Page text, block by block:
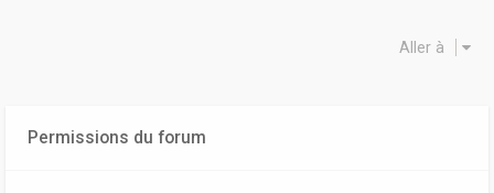
Aller à
Permissions du forum